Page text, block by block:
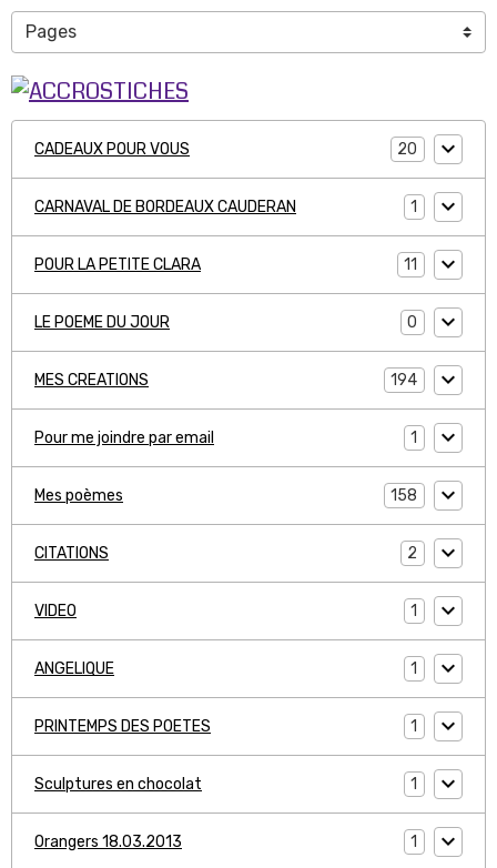
CADEAUX POUR VOUS 20
CARNAVAL DE BORDEAUX CAUDERAN 1
POUR LA PETITE CLARA 11
LE POEME DU JOUR 0
MES CREATIONS 194
Pour me joindre par email 1
Mes poèmes 158
CITATIONS 2
VIDEO 1
ANGELIQUE 1
PRINTEMPS DES POETES 1
Sculptures en chocolat 1
Orangers 18.03.2013 1